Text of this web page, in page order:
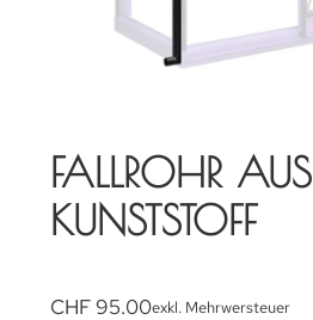
FALLROHR AUS
KUNSTSTOFF
CHF 95.00exkl. Mehrwersteuer